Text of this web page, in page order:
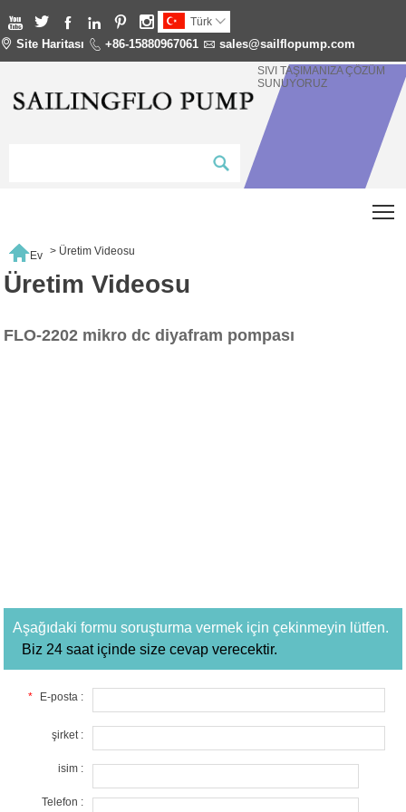
      Türk 
 Site Haritası  +86-15880967061  sales@sailflopump.com
SIVI TAŞIMANIZA ÇÖZÜM
SUNUYORUZ
Ev > Üretim Videosu
Üretim Videosu
FLO-2202 mikro dc diyafram pompası
Aşağıdaki formu soruşturma vermek için çekinmeyin lütfen.
Biz 24 saat içinde size cevap verecektir.
* E-posta :
şirket :
isim :
Telefon :